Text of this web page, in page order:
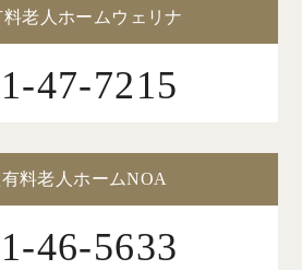
老人ホームウェリナ
47-7215
料老人ホームNOA
46-5633